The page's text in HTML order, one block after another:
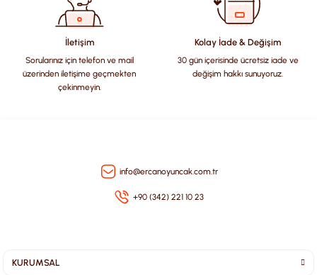
Ürün fiyatı diğer sitelerden daha pahalı.
Bu ürüne benzer farklı alternatifler olmalı.
İletişim
Sorularınız için telefon ve mail
üzerinden iletişime geçmekten
çekinmeyin.
Kolay İade & Değişim
30 gün içerisinde ücretsiz iade ve
değişim hakkı sunuyoruz.
info@ercanoyuncak.com.tr
+90 (342) 221 10 23
KURUMSAL